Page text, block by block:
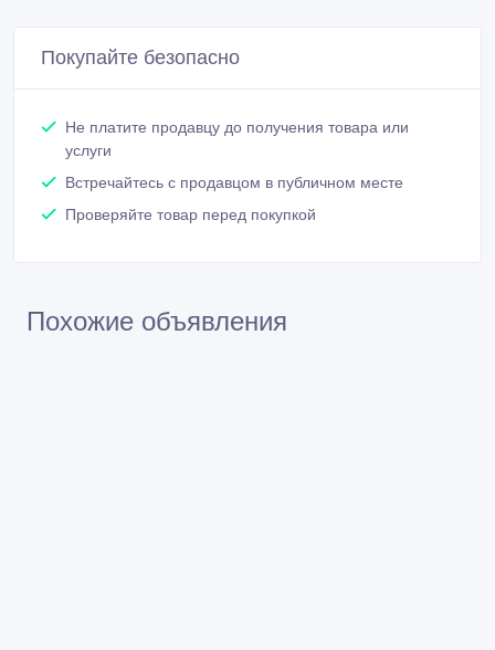
Покупайте безопасно
Не платите продавцу до получения товара или
услуги
Встречайтесь с продавцом в публичном месте
Проверяйте товар перед покупкой
Похожие объявления